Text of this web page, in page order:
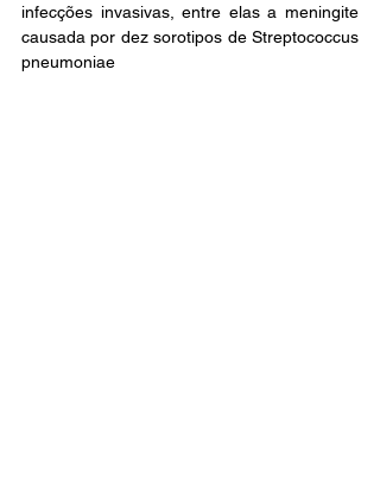
infecções invasivas, entre elas a meningite
causada por dez sorotipos de Streptococcus
pneumoniae